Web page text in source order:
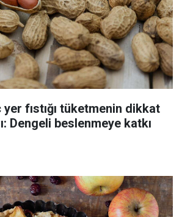
fıstığı tüketmenin dikkat
Dengeli beslenmeye katkı